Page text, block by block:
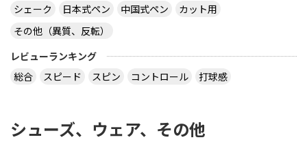
シェーク
日本式ペン 中国式ペン
カット用
その他（異質、反転）
レビューランキング
総合
スピード スピン コントロール 打球感
シューズ、ウェア、その他